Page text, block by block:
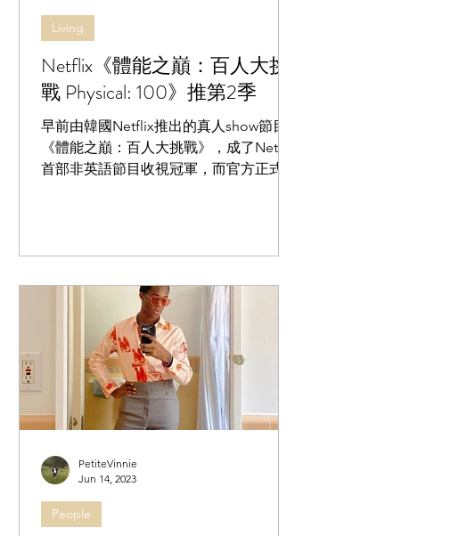
Netflix《體能之巔：百人大挑
戰 Physical: 100》推第2季
早前由韓國Netflix推出的真人show節目
《體能之巔：百人大挑戰》，成了Netflix
首部非英語節目收視冠軍，而官方正式宣
奧運選手、職業格鬥家、健美選手、退...
Living
People
PetiteVinnie
Jun 14, 2023